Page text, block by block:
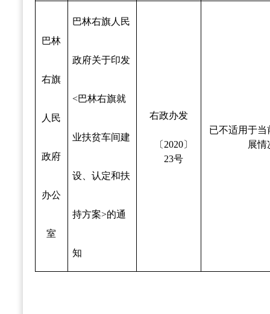
巴林
右旗
人民
政府
办公
室
巴林右旗人民
政府关于印发
<巴林右旗就
业扶贫车间建
设、认定和扶
持方案>的通
知
右政办发
〔2020〕
23号
已不适用于当
展情